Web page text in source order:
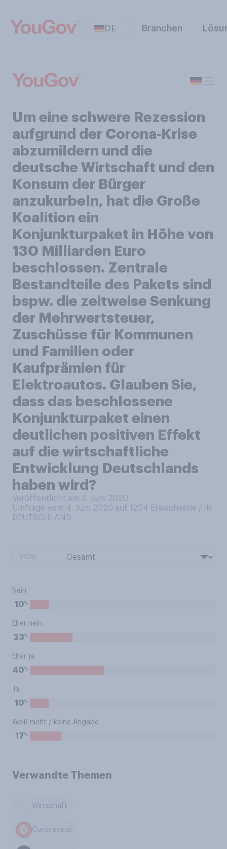
DE Branchen
Um eine schwere Rezession
aufgrund der Corona‑Krise
abzumildern und die
deutsche Wirtschaft und den
Konsum der Bürger
anzukurbeln, hat die Große
Koalition ein
Konjunkturpaket in Höhe von
130 Milliarden Euro
beschlossen. Zentrale
Bestandteile des Pakets sind
bspw. die zeitweise Senkung
der Mehrwertsteuer,
Zuschüsse für Kommunen
und Familien oder
Kaufprämien für
Elektroautos. Glauben Sie,
dass das beschlossene
Konjunkturpaket einen
deutlichen positiven Effekt
auf die wirtschaftliche
Entwicklung Deutschlands
haben wird?
Veröffentlicht am 4. Juni 2020
Umfrage vom 4. Juni 2020 auf 1204 Erwachsene / IN
DEUTSCHLAND
Nein
10%
Eher nein
23%
Eher ja
40%
Ja
10%
Weiß nicht / keine Angabe
17%
Verwandte Themen
Wirtschaft
Coronavirus